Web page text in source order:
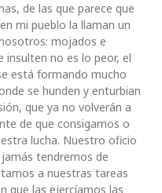
de las que parece que
mi pueblo la llaman un
mojados e
no es lo peor, el
está formando mucho
se hunden y enturbian
que ya no volverán a
de que consigamos o
lucha. Nuestro oficio
tendremos de
a nuestras tareas
que las ejercíamos las